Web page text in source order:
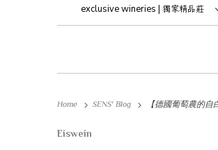
exclusive wineries | 獨家精品莊
Home SENS' Blog 【德國葡萄農的
Eiswein